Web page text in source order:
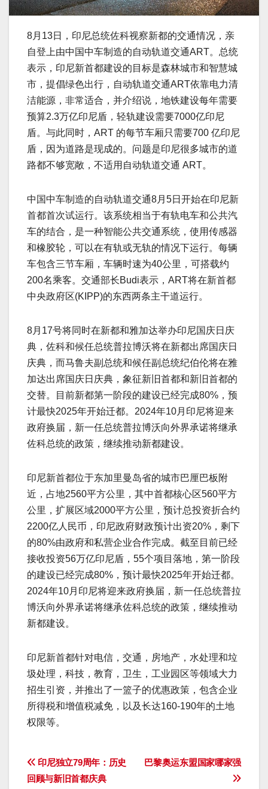
8月13日，印尼总统佐科视察新都的交通情况，亲
自登上由中国中车制造的自动轨道交通ART。总统
表示，印尼新首都建设的目标是森林城市和智慧城
市，提倡绿色出行，自动轨道交通ART依靠电力清
洁能源，非常适合，并介绍说，地铁建设每年需要
预算2.3万亿印尼盾，轻轨建设需要7000亿印尼
盾。与此同时，ART 的每节车厢只需要700 亿印尼
盾，因为道路是现成的。问题是印尼很多城市的道
路都不够宽敞，不适用自动轨道交通 ART。
中国中车制造的自动轨道交通8月5日开始在印尼新
首都首次试运行。该系统相当于有轨电车和公共汽
车的结合，是一种智能公共交通系统，使用传感器
和橡胶轮，可以在有轨或无轨的情况下运行。每辆
车包含三节车厢，车辆时速为40公里，可搭载约
200名乘客。交通部长Budi表示，ART将在新首都
中央政府区(KIPP)的东西两条主干道运行。
8月17号将同时在新都和雅加达举办印尼国庆日庆
典，佐科和候任总统普拉博沃将在新都出席国庆日
庆典，而马鲁夫副总统和候任副总统纪伯伦将在雅
加达出席国庆日庆典，象征新旧首都和新旧首都的
交替。目前新都第一阶段的建设已经完成80%，预
计最快2025年开始迁都。2024年10月印尼将迎来
政府换届，新一任总统普拉博沃向外界承诺将继承
佐科总统的政策，继续推动新都建设。
印尼新首都位于东加里曼岛省的城市巴厘巴板附
近，占地2560平方公里，其中首都核心区560平方
公里，扩展区域2000平方公里，预计总投资折合约
2200亿人民币，印尼政府财政预计出资20%，剩下
的80%由政府和私营企业合作完成。截至目前已经
接收投资56万亿印尼盾，55个项目落地，第一阶段
的建设已经完成80%，预计最快2025年开始迁都。
2024年10月印尼将迎来政府换届，新一任总统普拉
博沃向外界承诺将继承佐科总统的政策，继续推动
新都建设。
印尼新首都针对电信，交通，房地产，水处理和垃
圾处理，科技，教育，卫生，工业园区等领域大力
招生引资，并推出了一篮子的优惠政策，包含企业
所得税和增值税减免，以及长达160-190年的土地
权限等。
文
巴黎奥运东盟国家哪家强
印尼独立79周年：历史
回顾与新旧首都庆典